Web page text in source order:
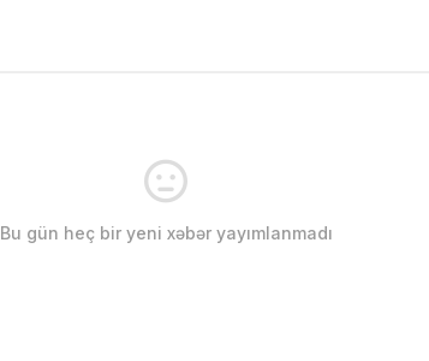
Bu gün heç bir yeni xəbər yayımlanmadı